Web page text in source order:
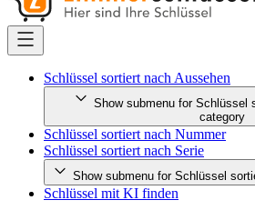
Schlüssel sortiert nach Aussehen
Show submenu for Schlüssel
category
Schlüssel sortiert nach Nummer
Schlüssel sortiert nach Serie
Show submenu for Schlüssel
Schlüssel mit KI finden